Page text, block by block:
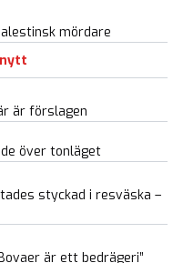
mördare
är förslagen
över tonläget
styckad i resväska –
är ett bedrägeri”